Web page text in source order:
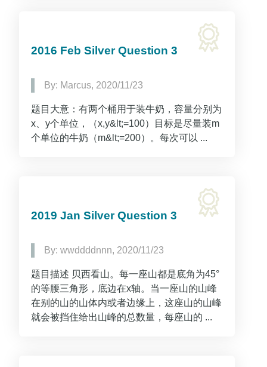
2016 Feb Silver Question 3
By: Marcus, 2020/11/23
题目大意：有两个桶用于装牛奶，容量分别为
x、y个单位，（x,y&lt;=100）目标是尽量装m
个单位的牛奶（m&lt;=200）。每次可以 ...
2019 Jan Silver Question 3
By: wwddddnnn, 2020/11/23
题目描述 贝西看山。每一座山都是底角为45°
的等腰三角形，底边在x轴。当一座山的山峰
在别的山的山体内或者边缘上，这座山的山峰
就会被挡住给出山峰的总数量，每座山的 ...